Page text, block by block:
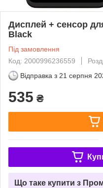
Дисплей + сенсор
Black
Під замовлення
Код: 2000996236559
Відправка з 21 серпня
535 ₴
Що таке купити з